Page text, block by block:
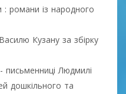
: романи із народного
Кузану за збірку
письменниці Людмилі
дошкільного та